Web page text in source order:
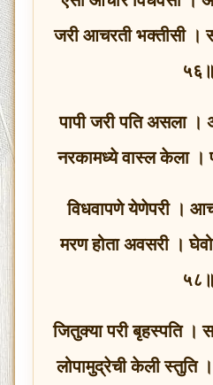
जरी आचरती भक्तीसी
५६॥
पापी जरी पति असला ।
नरकामध्ये वास्ल केला
विधवापणे येणेपरी ।
मरण होता अवसरी ।
५८॥
जितुक्या परी बृहस्पति ।
लोपामुद्रेची केली स्तुति